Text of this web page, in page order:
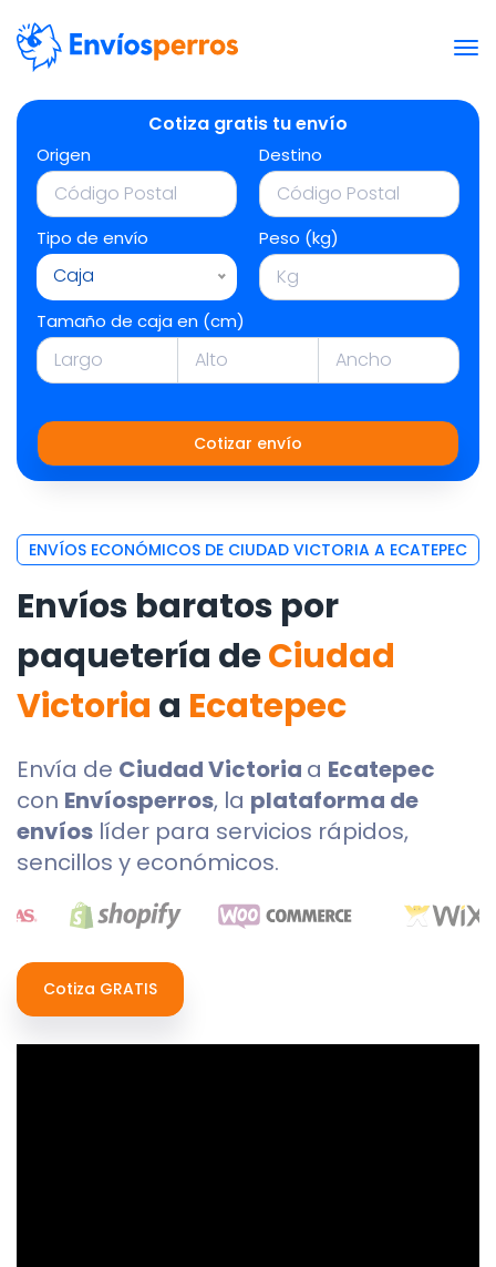
Cotiza gratis tu envío
Origen Destino
Tipo de envío
Caja
Peso (kg)
Tamaño de caja en (cm)
Cotizar envío
ENVÍOS ECONÓMICOS DE CIUDAD VICTORIA A ECATEPEC
Envíos baratos por
paquetería deCiudad
Victoria a Ecatepec
Envía de Ciudad Victoria a Ecatepec
con Envíosperros, la plataforma de
envíos líder para servicios rápidos,
sencillos y económicos.
Cotiza GRATIS